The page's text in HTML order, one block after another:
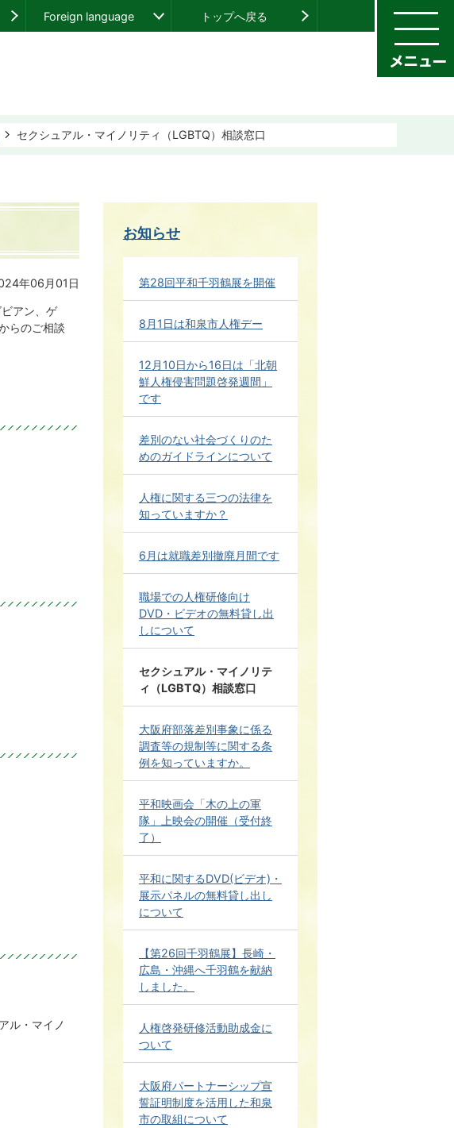
Foreign language トップへ戻る
セクシュアル・マイノリティ（LGBTQ）相談窓口
年06月01日
アン、ゲ
らのご相談
ル・マイノ
お知らせ
第28回平和千羽鶴展を開催
8月1日は和泉市人権デー
12月10日から16日は「北朝
鮮人権侵害問題啓発週間」
です
差別のない社会づくりのた
めのガイドラインについて
人権に関する三つの法律を
知っていますか？
6月は就職差別撤廃月間です
職場での人権研修向け
DVD・ビデオの無料貸し出
しについて
セクシュアル・マイノリテ
ィ（LGBTQ）相談窓口
大阪府部落差別事象に係る
調査等の規制等に関する条
例を知っていますか。
平和映画会「木の上の軍
隊」上映会の開催（受付終
了）
平和に関するDVD(ビデオ)・
展示パネルの無料貸し出し
について
【第26回千羽鶴展】長崎・
広島・沖縄へ千羽鶴を献納
しました。
人権啓発研修活動助成金に
ついて
大阪府パートナーシップ宣
誓証明制度を活用した和泉
市の取組について